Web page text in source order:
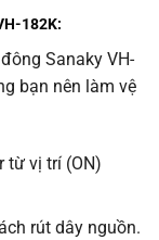
182K:
Sanaky VH-
bạn nên làm vệ
từ vị trí (ON)
rút dây nguồn.